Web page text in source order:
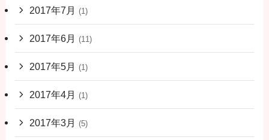
2017年7月 (1)
2017年6月 (11)
2017年5月 (1)
2017年4月 (1)
2017年3月 (5)